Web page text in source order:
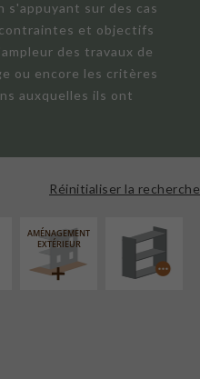
sur des cas
et objectifs
des travaux de
ou encore les critères
auxquelles ils ont
Réinitialiser la recherche
AMÉNAGEMENT
EXTÉRIEUR